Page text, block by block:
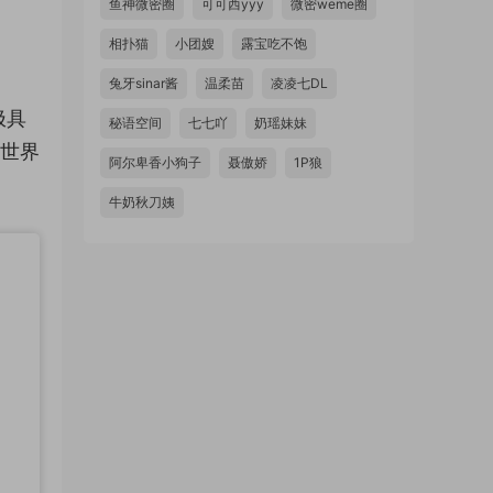
具
界
鱼神微密圈 可可西yyy 微密weme圈
相扑猫 小团嫂 露宝吃不饱
兔牙sinar酱 温柔苗 凌凌七DL
秘语空间 七七吖 奶瑶妹妹
阿尔卑香小狗子 聂傲娇 1P狼
牛奶秋刀姨